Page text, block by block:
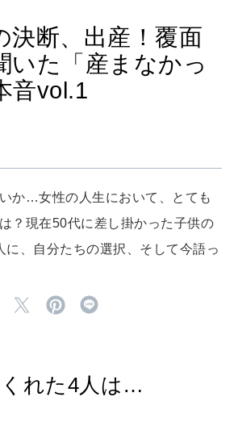
MAMA
ママもいろいろ
CULTURE
自分を耕す
決断、出産！覆面
いた「産まなかっ
音vol.1
か…女性の人生において、とても
？現在50代に差し掛かった子供の
に、自分たちの選択、そして今語っ
れた4人は…